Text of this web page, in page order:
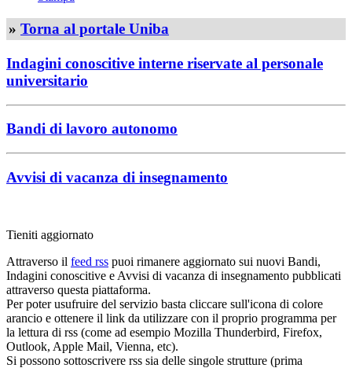
» Torna al portale Uniba
Indagini conoscitive interne riservate al personale
universitario
Bandi di lavoro autonomo
Avvisi di vacanza di insegnamento
Tieniti aggiornato
Attraverso il feed rss puoi rimanere aggiornato sui nuovi Bandi,
Indagini conoscitive e Avvisi di vacanza di insegnamento pubblicati
attraverso questa piattaforma.
Per poter usufruire del servizio basta cliccare sull'icona di colore
arancio e ottenere il link da utilizzare con il proprio programma per
la lettura di rss (come ad esempio Mozilla Thunderbird, Firefox,
Outlook, Apple Mail, Vienna, etc).
Si possono sottoscrivere rss sia delle singole strutture (prima